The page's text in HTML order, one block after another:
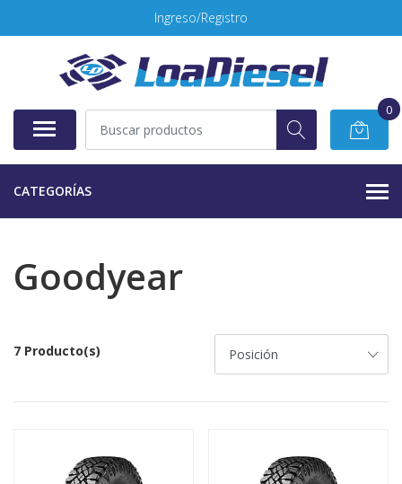
Ingreso/Registro
0
CATEGORÍAS
Goodyear
7 Producto(s)